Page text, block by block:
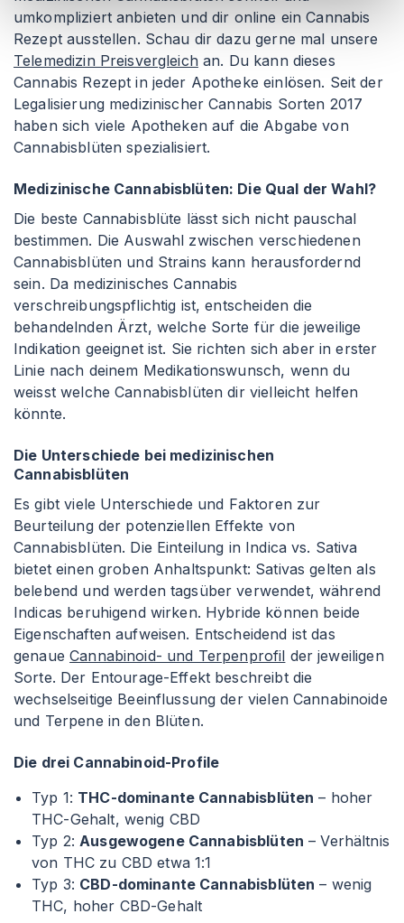
umkompliziert anbieten und dir online ein Cannabis
Rezept ausstellen. Schau dir dazu gerne mal unsere
Telemedizin Preisvergleich an. Du kann dieses
Cannabis Rezept in jeder Apotheke einlösen. Seit der
Legalisierung medizinischer Cannabis Sorten 2017
haben sich viele Apotheken auf die Abgabe von
Cannabisblüten spezialisiert.
Medizinische Cannabisblüten: Die Qual der Wahl?
Die beste Cannabisblüte lässt sich nicht pauschal
bestimmen. Die Auswahl zwischen verschiedenen
Cannabisblüten und Strains kann herausfordernd
sein. Da medizinisches Cannabis
verschreibungspflichtig ist, entscheiden die
behandelnden Ärzt, welche Sorte für die jeweilige
Indikation geeignet ist. Sie richten sich aber in erster
Linie nach deinem Medikationswunsch, wenn du
weisst welche Cannabisblüten dir vielleicht helfen
könnte.
Die Unterschiede bei medizinischen
Cannabisblüten
Es gibt viele Unterschiede und Faktoren zur
Beurteilung der potenziellen Effekte von
Cannabisblüten. Die Einteilung in Indica vs. Sativa
bietet einen groben Anhaltspunkt: Sativas gelten als
belebend und werden tagsüber verwendet, während
Indicas beruhigend wirken. Hybride können beide
Eigenschaften aufweisen. Entscheidend ist das
genaueCannabinoid- und Terpenprofil der jeweiligen
Sorte. Der Entourage-Effekt beschreibt die
wechselseitige Beeinflussung der vielen Cannabinoide
und Terpene in den Blüten.
Die drei Cannabinoid-Profile
Typ 1: THC-dominante Cannabisblüten – hoher
THC-Gehalt, wenig CBD
Typ 2:Ausgewogene Cannabisblüten – Verhältnis
von THC zu CBD etwa 1:1
Typ 3: CBD-dominante Cannabisblüten – wenig
THC, hoher CBD-Gehalt